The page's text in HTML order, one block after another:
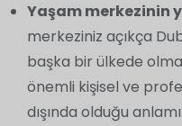
Yaşam merkezinin
merkeziniz açıkça
başka bir ülkede
önemli kişisel ve
dışında olduğu